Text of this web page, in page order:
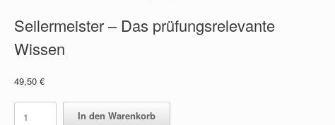
Seilermeister – Das prüfungsrelevante
Wissen
49,50€
Seilermeister
In den Warenkorb